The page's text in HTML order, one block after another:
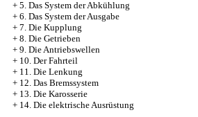
+ 5. Das System der Abkühlung
+ 6. Das System der Ausgabe
+ 7. Die Kupplung
+ 8. Die Getrieben
+ 9. Die Antriebswellen
+ 10. Der Fahrteil
+ 11. Die Lenkung
+ 12. Das Bremssystem
+ 13. Die Karosserie
+ 14. Die elektrische Ausrüstung